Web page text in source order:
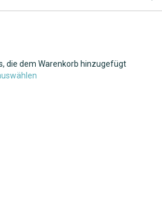
die dem Warenkorb hinzugefügt